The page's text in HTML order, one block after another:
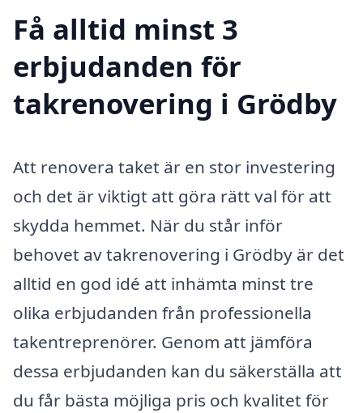
Få alltid minst 3
erbjudanden för
takrenovering i Grödby
Att renovera taket är en stor investering
och det är viktigt att göra rätt val för att
skydda hemmet. När du står inför
behovet av takrenovering i Grödby är det
alltid en god idé att inhämta minst tre
olika erbjudanden från professionella
takentreprenörer. Genom att jämföra
dessa erbjudanden kan du säkerställa att
du får bästa möjliga pris och kvalitet för